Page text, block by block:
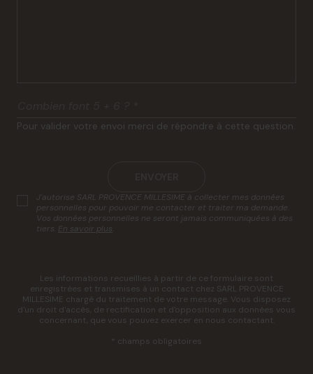
Pour valider votre envoi merci de répondre à cette question.
J'autorise SARL PROVENCE MILLESIME à collecter mes données
personnelles pour pouvoir me contacter et traiter ma demande.
Vos données personnelles ne seront jamais communiquées à des
tiers. En savoir plus
Les informations recueillies à partir de ce formulaire sont
enregistrées et transmises à un contact chez SARL PROVENCE
MILLESIME chargé du traitement de votre message. Vous disposez
d'un droit d'accès, de rectification et d'opposition aux données vous
concernant, que vous pouvez exercer en nous contactant.
* champs obligatoires